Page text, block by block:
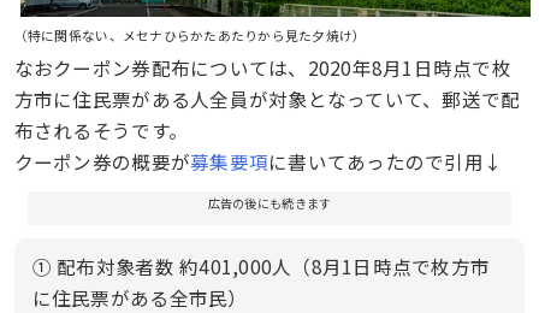
（特に関係ない、メセナひらかたあたりから見た夕焼け）
なおクーポン券配布については、2020年8月1日時点で枚
方市に住民票がある人全員が対象となっていて、郵送で配
布されるそうです。
クーポン券の概要が募集要項に書いてあったので引用↓
広告の後にも続きます
① 配布対象者数 約401,000人（8月1日時点で枚方市
に住民票がある全市民）